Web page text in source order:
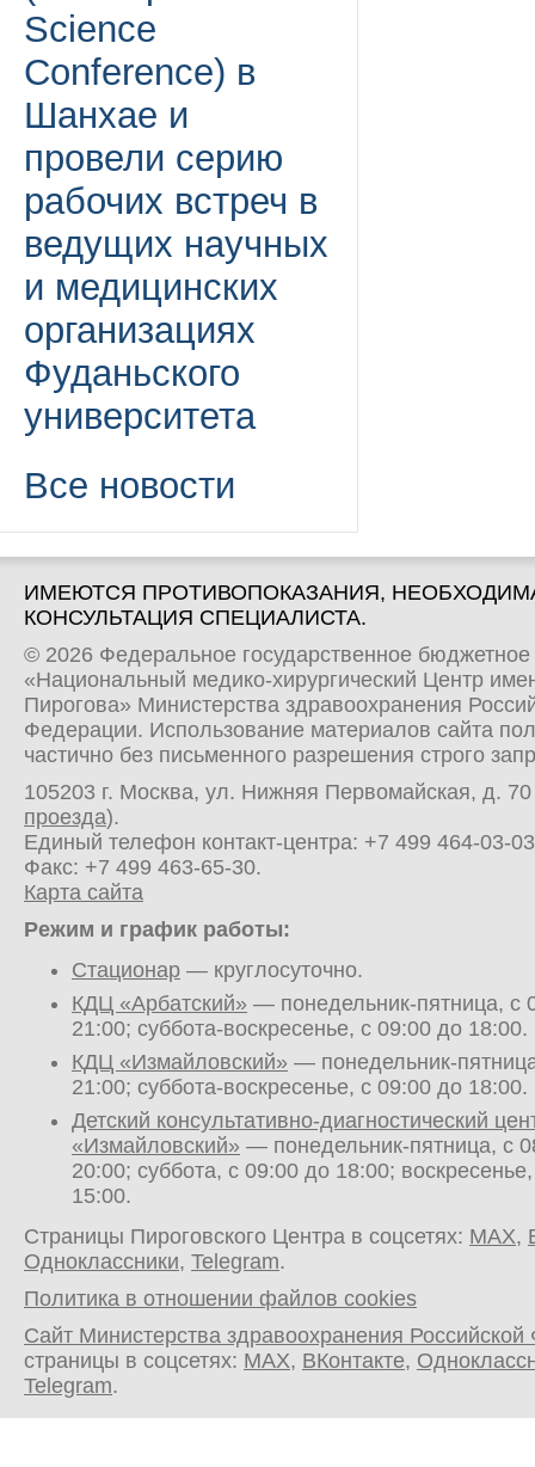
Science
Conference) в
Шанхае и
провели серию
рабочих встреч в
ведущих научных
и медицинских
организациях
Фуданьского
университета
Все новости
ИМЕЮТСЯ ПРОТИВОПОКАЗАНИЯ,
КОНСУЛЬТАЦИЯ СПЕЦИАЛИСТА.
© 2026 Федеральное государственное
«Национальный медико-хирургический Центр
Пирогова» Министерства здравоохранения
Федерации. Использование материалов сайта
частично без письменного разрешения строго
105203 г. Москва, ул. Нижняя Первомайская, д.
проезда).
Единый телефон контакт-центра: +7 499 464-03-03
Факс: +7 499 463-65-30.
Карта сайта
Режим и график работы:
Стационар — круглосуточно.
КДЦ «Арбатский» — понедельник-пятница, с
21:00; суббота-воскресенье, с 09:00 до 18:00.
КДЦ «Измайловский» — понедельник-
21:00; суббота-воскресенье, с 09:00 до 18:00.
Детский консультативно-диагностический
«Измайловский» — понедельник-пятница, с
20:00; суббота, с 09:00 до 18:00;
15:00.
Страницы Пироговского Центра в соцсетях: MAX,
Одноклассники, Telegram.
Политика в отношении файлов cookies
Сайт Министерства здравоохранения
страницы в соцсетях: MAX, ВКонтакте,
Telegram.